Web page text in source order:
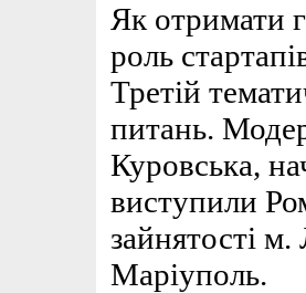
Як отримати
роль
Третій
питань.
Куровська,
виступили
зайнятості
Маріуполь.